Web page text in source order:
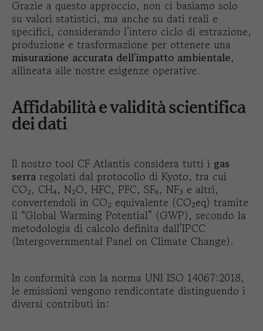
Grazie a questo approccio, non ci basiamo solo
su valori statistici, ma anche su dati reali e
specifici, considerando l’intero ciclo di estrazione,
produzione e trasformazione per ottenere una
misurazione accurata dell’impatto ambientale,
allineata alle nostre esigenze operative.
Affidabilità e validità scientifica
dei dati
Il nostro tool CF Atlantis considera tutti i gas
serra regolati dal protocollo di Kyoto, tra cui
CO₂, CH₄, N₂O, HFC, PFC, SF₆, NF₃ e altri,
convertendoli in CO₂ equivalente (CO₂eq) tramite
il “Global Warming Potential” (GWP), secondo la
metodologia di calcolo definita dall’IPCC
(Intergovernmental Panel on Climate Change).
In conformità con la norma UNI ISO 14067:2018,
le emissioni vengono rendicontate distinguendo i
diversi contributi in: